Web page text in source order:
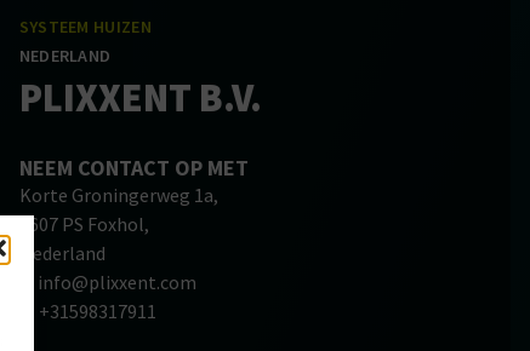
SYSTEEM HUIZEN
NEDERLAND
PLIXXENT B.V.
NEEM CONTACT OP MET
Korte Groningerweg 1a,
9607 PS Foxhol,
Nederland
E: info@plixxent.com
T: +31598317911